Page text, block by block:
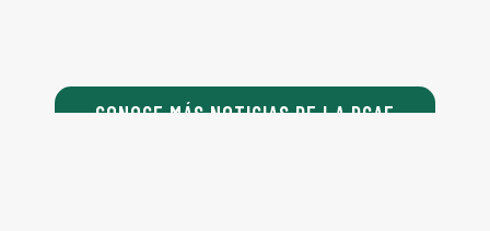
CONOCE MÁS NOTICIAS DE LA PGAE